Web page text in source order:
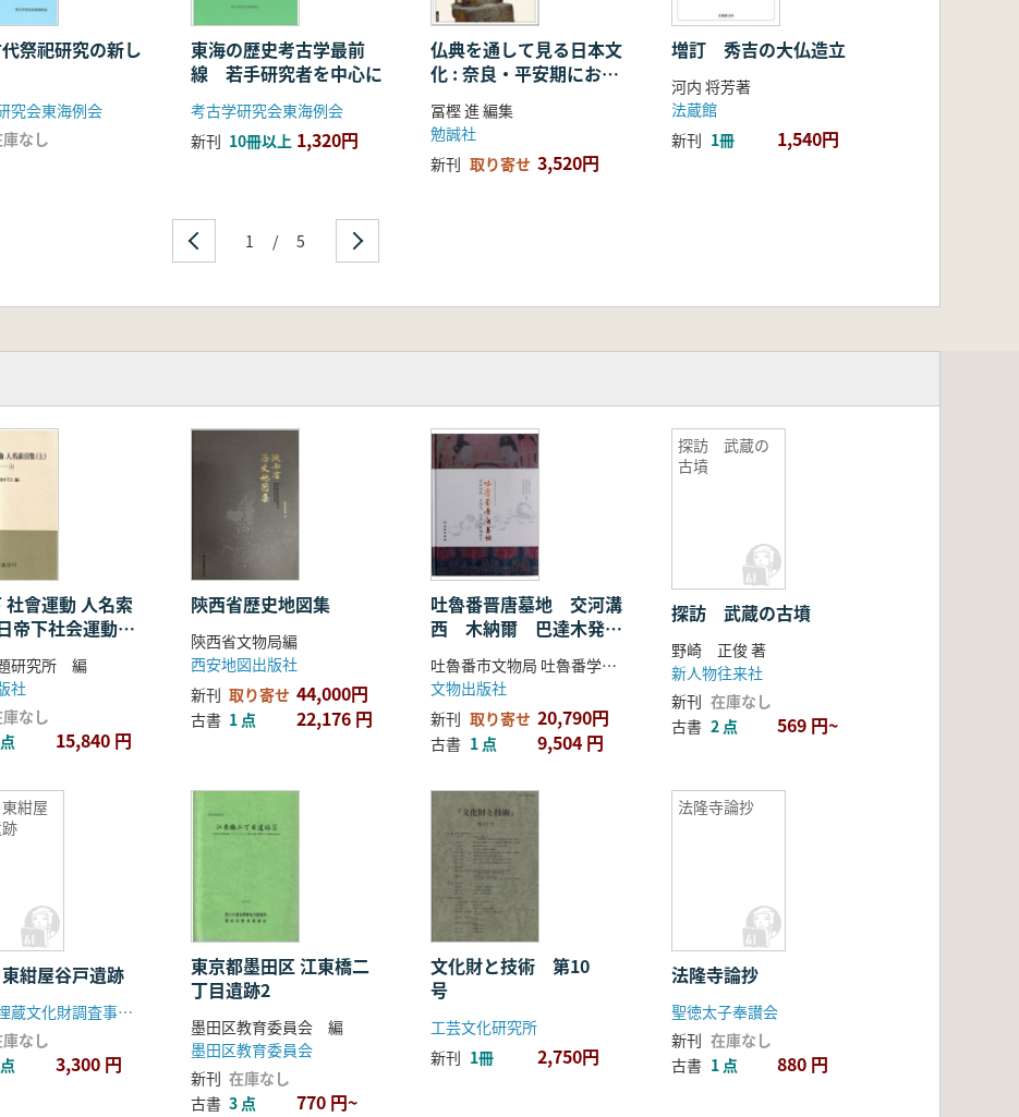
祭祀研究の新し
究会東海例会
なし
東海の歴史考古学最前
線 若手研究者を中心に
考古学研究会東海例会
新刊 10冊以上 1,320円
仏典を通して見る日本文
化 : 奈良・平安期におけ
る仏教の受容・融合・展
開
冨樫 進 編集
勉誠社
新刊 取り寄せ 3,520円
増訂 秀吉の大仏造立
河内 将芳著
法蔵館
新刊 1冊 1,540円
1 / 5
社會運動 人名索
帝下社会運動人
集) 上、下 全2
研究所 編
社
なし
15,840 円
陝西省歴史地図集
陝西省文物局編
西安地図出版社
新刊 取り寄せ 44,000円
古書 1 点 22,176 円
吐魯番晋唐墓地 交河溝
西 木納爾 巴達木発掘
報告
吐魯番市文物局 吐魯番学研究院 吐魯番博物館
文物出版社
新刊 取り寄せ 20,790円
古書 1 点 9,504 円
探訪 武蔵の
古墳
探訪 武蔵の古墳
野崎 正俊 著
新人物往来社
新刊 在庫なし
古書 2 点 569 円~
紺屋
紺屋谷戸遺跡
群馬県埋蔵文化財調査事業団
なし
3,300 円
東京都墨田区 江東橋二
丁目遺跡2
墨田区教育委員会 編
墨田区教育委員会
新刊 在庫なし
古書 3 点 770 円~
文化財と技術 第10
号
工芸文化研究所
新刊 1冊 2,750円
法隆寺論抄
法隆寺論抄
聖徳太子奉讃会
新刊 在庫なし
古書 1 点 880 円